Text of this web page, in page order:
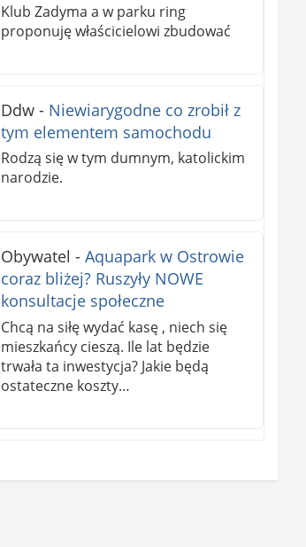
Klub Zadyma a w parku ring
proponuję właścicielowi zbudować
Ddw- Niewiarygodne co zrobił z
tym elementem samochodu
Rodzą się w tym dumnym, katolickim
narodzie.
Obywatel - Aquapark w Ostrowie
coraz bliżej? Ruszyły NOWE
konsultacje społeczne
Chcą na siłę wydać kasę , niech się
mieszkańcy cieszą. Ile lat będzie
trwała ta inwestycja? Jakie będą
ostateczne koszty…